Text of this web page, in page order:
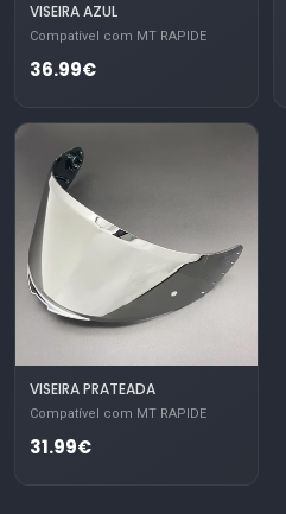
VISEIRA AZUL
Compatível com MT RAPIDE
36.99€
VISEIRA PRATEADA
Compatível com MT RAPIDE
31.99€